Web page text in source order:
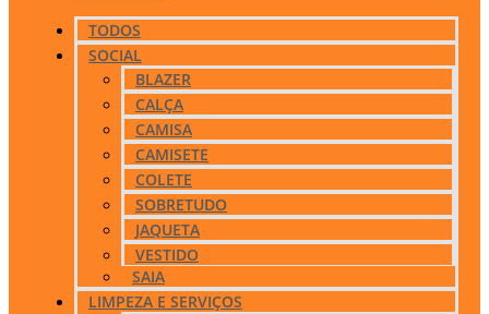
TODOS
SOCIAL
BLAZER
CALÇA
CAMISA
CAMISETE
COLETE
SOBRETUDO
JAQUETA
VESTIDO
SAIA
LIMPEZA E SERVIÇOS